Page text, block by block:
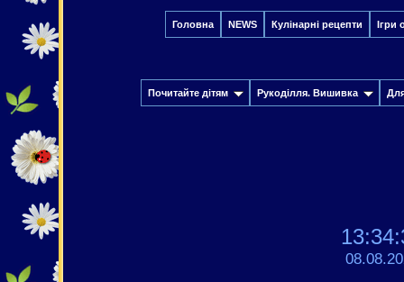
Головна NEWS Кулінарні рецепти Ігри
Почитайте дітям Рукоділля. Вишивка